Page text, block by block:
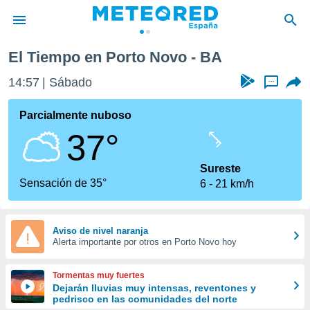
de
por
se
calidad.
a este
las
y
forma
digital
basada
El Tiempo en Porto Novo - BA
14:57 Sábado ...
Parcialmente nuboso
37°
Sensación de 35°
Sureste
6
21 km/h
Aviso de nivel naranja
Alerta importante por otros en Porto Novo hoy
Tormentas muy fuertes
Dejarán lluvias muy intensas, reventones y
pedrisco en las comunidades del norte